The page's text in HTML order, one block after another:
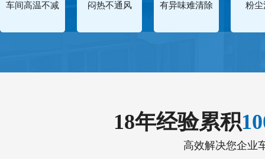
车间高温不减 闷热不通风 有异味难清除 粉尘
18年经验累积
高效解决您企业